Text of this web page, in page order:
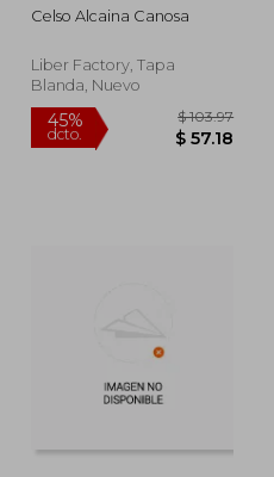
45%
Celso Alcaina Canosa
Liber Factory, Tapa
Blanda, Nuevo